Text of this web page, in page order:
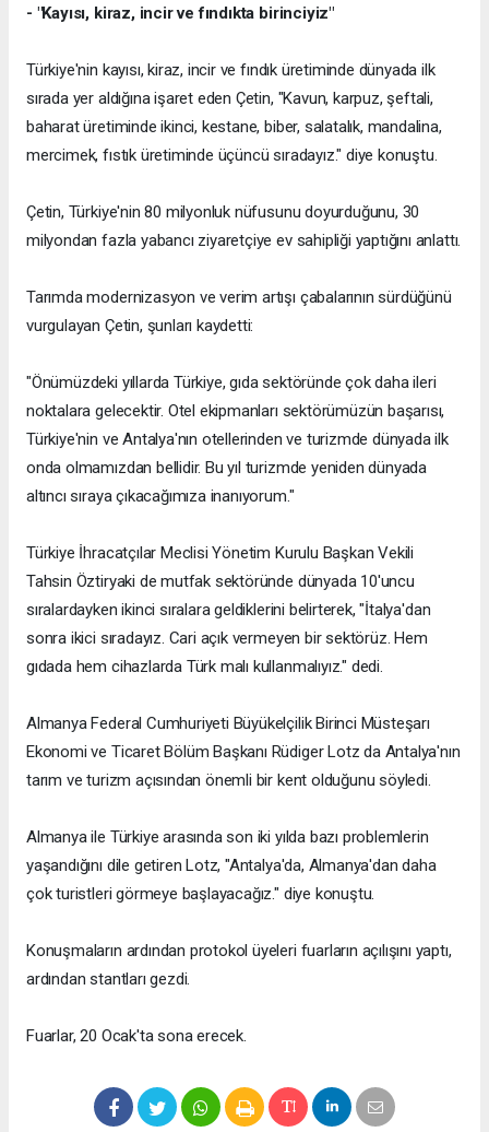
- "Kayısı, kiraz, incir ve fındıkta birinciyiz"
Türkiye'nin kayısı, kiraz, incir ve fındık üretiminde dünyada ilk
sırada yer aldığına işaret eden Çetin, "Kavun, karpuz, şeftali,
baharat üretiminde ikinci, kestane, biber, salatalık, mandalina,
mercimek, fıstık üretiminde üçüncü sıradayız." diye konuştu.
Çetin, Türkiye'nin 80 milyonluk nüfusunu doyurduğunu, 30
milyondan fazla yabancı ziyaretçiye ev sahipliği yaptığını anlattı.
Tarımda modernizasyon ve verim artışı çabalarının sürdüğünü
vurgulayan Çetin, şunları kaydetti:
"Önümüzdeki yıllarda Türkiye, gıda sektöründe çok daha ileri
noktalara gelecektir. Otel ekipmanları sektörümüzün başarısı,
Türkiye'nin ve Antalya'nın otellerinden ve turizmde dünyada ilk
onda olmamızdan bellidir. Bu yıl turizmde yeniden dünyada
altıncı sıraya çıkacağımıza inanıyorum."
Türkiye İhracatçılar Meclisi Yönetim Kurulu Başkan Vekili
Tahsin Öztiryaki de mutfak sektöründe dünyada 10'uncu
sıralardayken ikinci sıralara geldiklerini belirterek, "İtalya'dan
sonra ikici sıradayız. Cari açık vermeyen bir sektörüz. Hem
gıdada hem cihazlarda Türk malı kullanmalıyız." dedi.
Almanya Federal Cumhuriyeti Büyükelçilik Birinci Müsteşarı
Ekonomi ve Ticaret Bölüm Başkanı Rüdiger Lotz da Antalya'nın
tarım ve turizm açısından önemli bir kent olduğunu söyledi.
Almanya ile Türkiye arasında son iki yılda bazı problemlerin
yaşandığını dile getiren Lotz, "Antalya'da, Almanya'dan daha
çok turistleri görmeye başlayacağız." diye konuştu.
Konuşmaların ardından protokol üyeleri fuarların açılışını yaptı,
ardından stantları gezdi.
Fuarlar, 20 Ocak'ta sona erecek.